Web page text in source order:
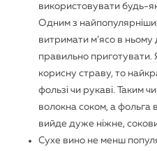
використовувати будь-
Одним з
витримати м’ясо в ньому
правильно
корисну страву, то
фользі чи рукаві. Таким
волокна соком, а фольга
вийде дуже ніжне,
Сухе вино не менш